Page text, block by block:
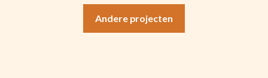
Andere projecten